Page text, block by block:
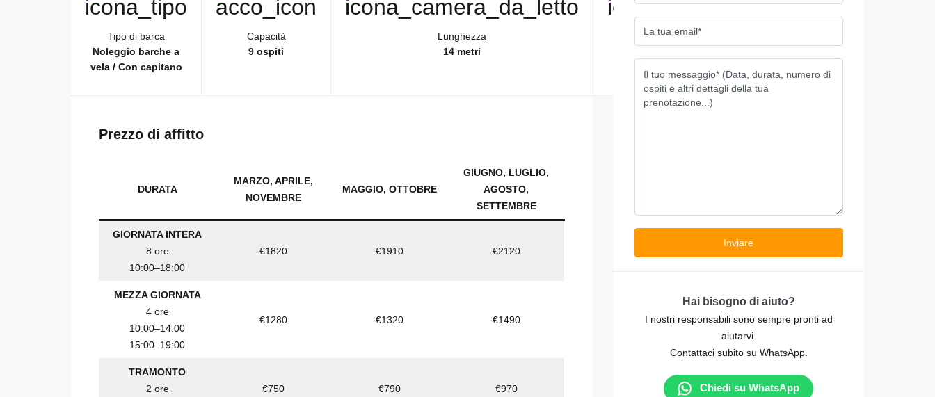
Tipo di barca
Noleggio barche a
vela / Con capitano
Capacità
9 ospiti
Lunghezza
14 metri
Ordine minimo
Prezzo di affitto
DURATA
MARZO, APRILE,
NOVEMBRE
MAGGIO, OTTOBRE
GIUGNO, LUGLIO,
AGOSTO,
SETTEMBRE
GIORNATA INTERA
8 ore
10:00–18:00
€1820 €1910 €2120
MEZZA GIORNATA
4 ore
10:00–14:00
15:00–19:00
€1280 €1320 €1490
TRAMONTO
2 ore
€750 €790 €970
Hai bisogno di aiuto?
I nostri responsabili sono sempre pronti ad
aiutarvi.
Contattaci subito su WhatsApp.
Chiedi su WhatsApp